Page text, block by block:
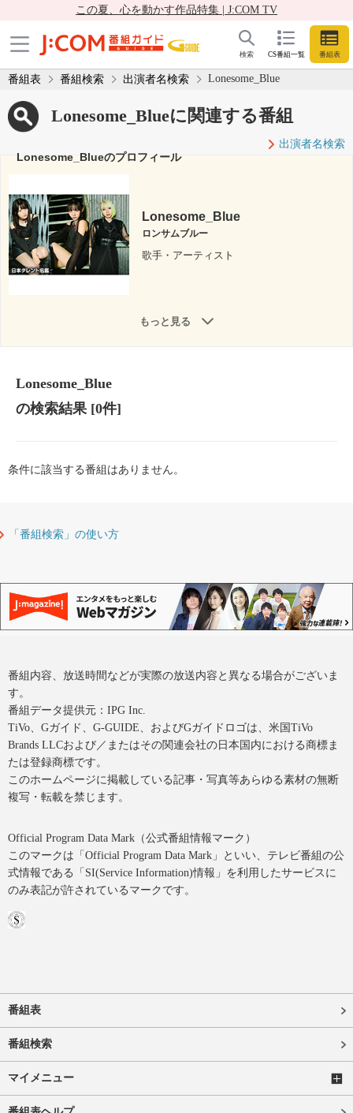
この夏、心を動かす作品特集 | J:COM TV
CS番組一覧 番組表
検索
番組表 番組検索 出演者名検索 Lonesome_Blue
Lonesome_Blueに関連する番組
出演者名検索
Lonesome_Blueのプロフィール
Lonesome_Blue
ロンサムブルー
歌手・アーティスト
もっと見る
Lonesome_Blue
の検索結果[0件]
条件に該当する番組はありません。
「番組検索」の使い方
番組内容、放送時間などが実際の放送内容と異なる場合がございま
す。
番組データ提供元：IPG Inc.
TiVo、Gガイド、G-GUIDE、およびGガイドロゴは、米国TiVo
Brands LLCおよび／またはその関連会社の日本国内における商標ま
たは登録商標です。
このホームページに掲載している記事・写真等あらゆる素材の無断
複写・転載を禁じます。
Official Program Data Mark（公式番組情報マーク）
このマークは「Official Program Data Mark」といい、テレビ番組の公
式情報である「SI(Service Information)情報」を利用したサービスに
のみ表記が許されているマークです。
番組表
番組検索
マイメニュー